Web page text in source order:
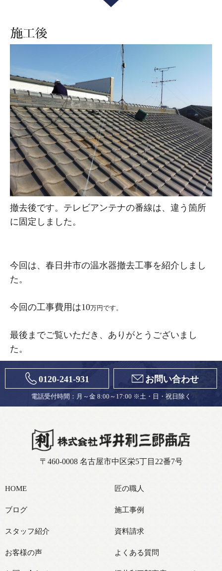
撤去後です。テレビアンテナの番線は、違う箇所
に固定しました。
今回は、春日井市の温水器撤去工事を紹介しまし
た。
今回の工事費用は10万円です。
最後までご覧いただき、ありがとうございまし
た。
0120-241-931 お問い合わせ
電話受付時間：月～金 8:00～17:00 ※土・日・祝日除く
〒460-0008 名古屋市中区栄5丁目22番7号
HOME 匠の職人
ブログ 施工事例
スタッフ紹介 資料請求
お客様の声 よくある質問